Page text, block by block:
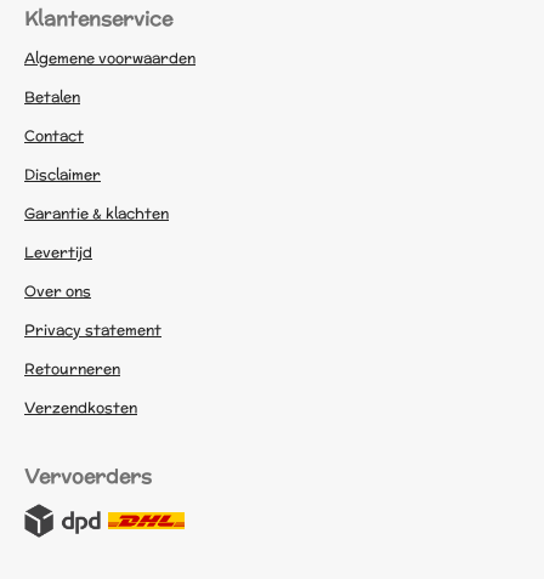
Klantenservice
Algemene voorwaarden
Betalen
Contact
Disclaimer
Garantie & klachten
Levertijd
Over ons
Privacy statement
Retourneren
Verzendkosten
Vervoerders